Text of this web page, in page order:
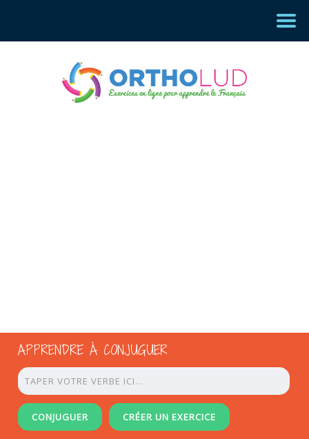
APPRENDRE À CONJUGUER
CONJUGUER CRÉER UN EXERCICE